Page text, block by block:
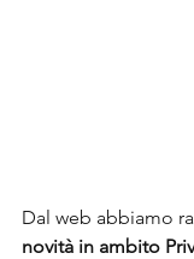
Dal web abbiamo
novità in ambito